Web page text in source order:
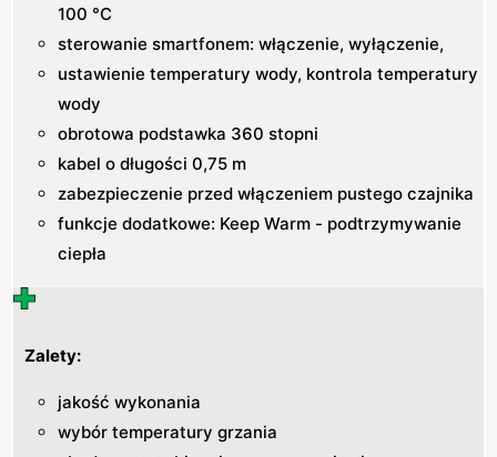
100 °C
sterowanie smartfonem: włączenie, wyłączenie,
ustawienie temperatury wody, kontrola temperatury
wody
obrotowa podstawka 360 stopni
kabel o długości 0,75 m
zabezpieczenie przed włączeniem pustego czajnika
funkcje dodatkowe: Keep Warm - podtrzymywanie
ciepła
Zalety:
jakość wykonania
wybór temperatury grzania